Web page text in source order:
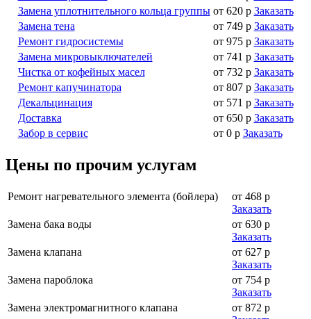
Замена уплотнительного кольца группы от 620 р Заказать
Замена тена
от 749 р Заказать
Ремонт гидросистемы
от 975 р Заказать
Замена микровыключателей
от 741 р Заказать
Чистка от кофейных масел
от 732 р Заказать
Ремонт капучинатора
от 807 р Заказать
Декальцинация
от 571 р Заказать
Доставка
от 650 р Заказать
Забор в сервис
от 0 р Заказать
Цены по прочим услугам
Ремонт нагревательного элемента (бойлера)
от 468 р
Заказать
Замена бака воды
от 630 р
Заказать
Замена клапана
от 627 р
Заказать
Замена пароблока
от 754 р
Заказать
Замена электромагнитного клапана
от 872 р